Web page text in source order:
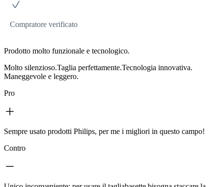
Compratore verificato
Prodotto molto funzionale e tecnologico.
Molto silenzioso.Taglia perfettamente.Tecnologia innovativa.
Maneggevole e leggero.
Pro
Sempre usato prodotti Philips, per me i migliori in questo campo!
Contro